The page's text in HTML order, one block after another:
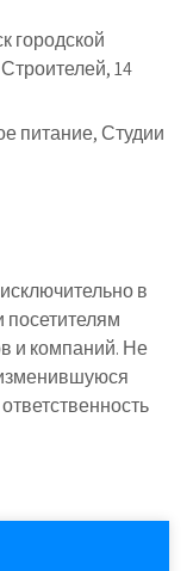
городской
14
питание, Студии
в
и компаний. Не